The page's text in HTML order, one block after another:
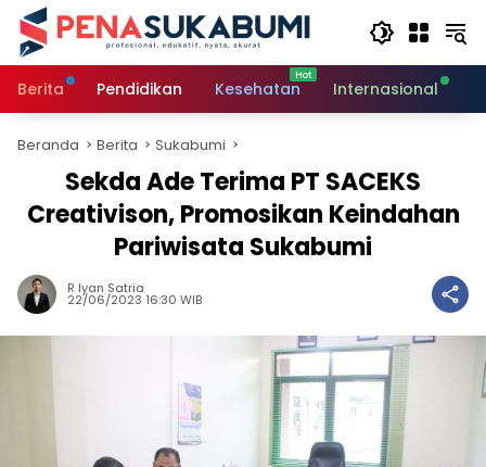
Langsung
konten
Berita
Pendidikan Kesehatan Internasional
Beranda Berita Sukabumi
Sekda Ade Terima PT SACEKS
Creativison, Promosikan Keindahan
Pariwisata Sukabumi
R Iyan Satria
22/06/2023 16:30 WIB